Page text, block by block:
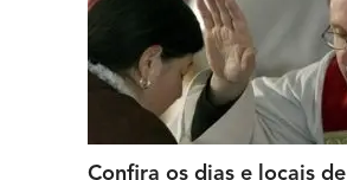
Confira os dias e locais de